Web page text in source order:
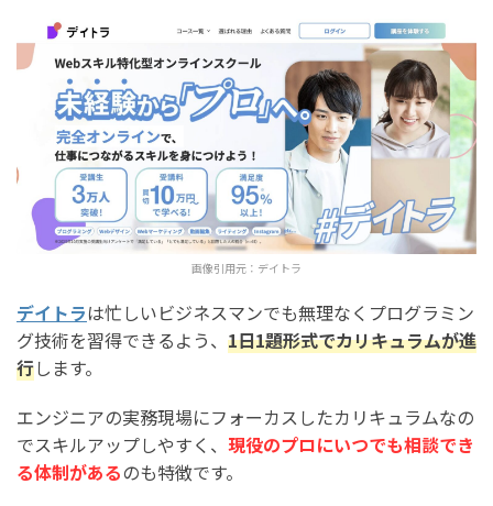
画像引用元： デイトラ
デイトラは忙しいビジネスマンでも無理なくプログラミン
グ技術を習得できるよう、 1日1題形式でカリキュラムが進
行します。
エンジニアの実務現場にフォーカスしたカリキュラムなの
でスキルアップしやすく、 現役のプロにいつでも相談でき
る体制があるのも特徴です。